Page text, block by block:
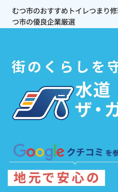
むつ市のおすすめトイレつまり
つ市の優良企業厳選